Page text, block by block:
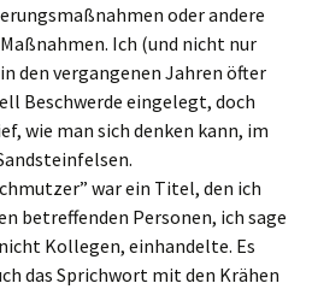
oder andere
Ich (und nicht nur
den vergangenen Jahren öfter
Beschwerde eingelegt, doch
wie man sich denken kann, im
war ein Titel, den ich
betreffenden Personen, ich sage
Kollegen, einhandelte. Es
das Sprichwort mit den Krähen